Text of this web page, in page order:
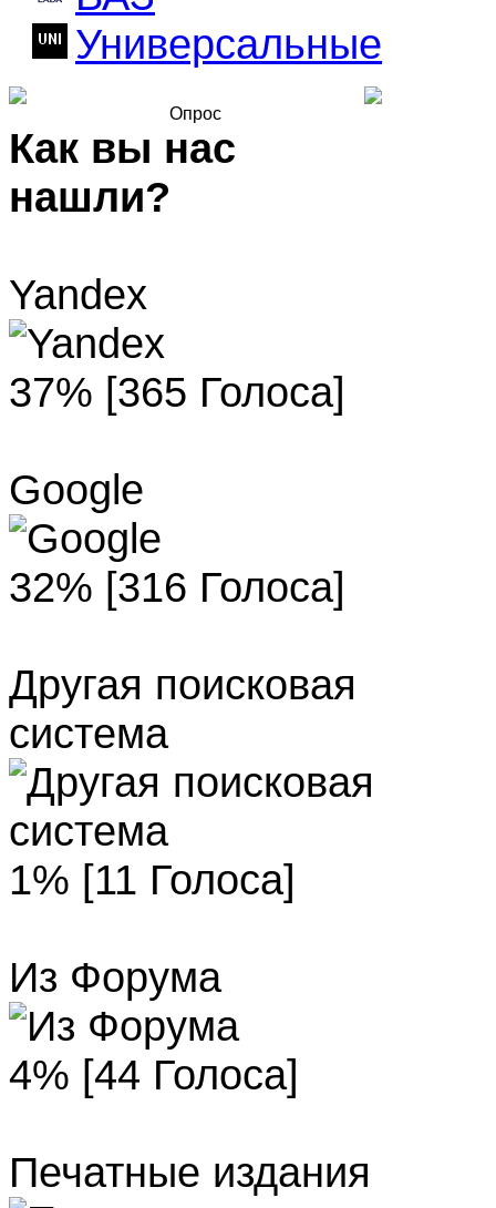
Универсальные
Опрос
Как вы нас
нашли?
Yandex
37% [365 Голоса]
Google
32% [316 Голоса]
Другая поисковая
система
1% [11 Голоса]
Из Форума
4% [44 Голоса]
Печатные издания